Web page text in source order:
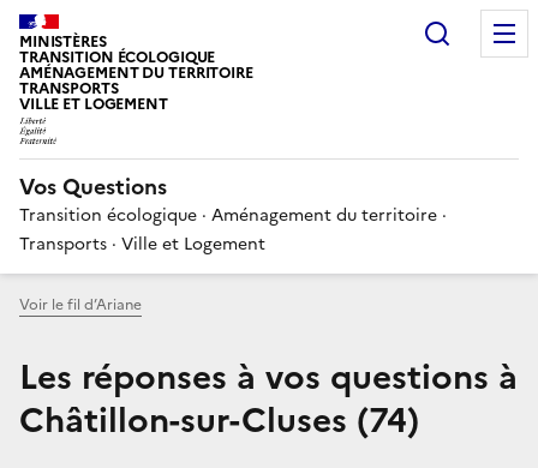
MINISTÈRES
TRANSITION ÉCOLOGIQUE
AMÉNAGEMENT DU TERRITOIRE
TRANSPORTS
VILLE ET LOGEMENT
Vos Questions
Transition écologique · Aménagement du territoire ·
Transports · Ville et Logement
Voir le fil d’Ariane
Les réponses à vos questions à
Châtillon-sur-Cluses (74)